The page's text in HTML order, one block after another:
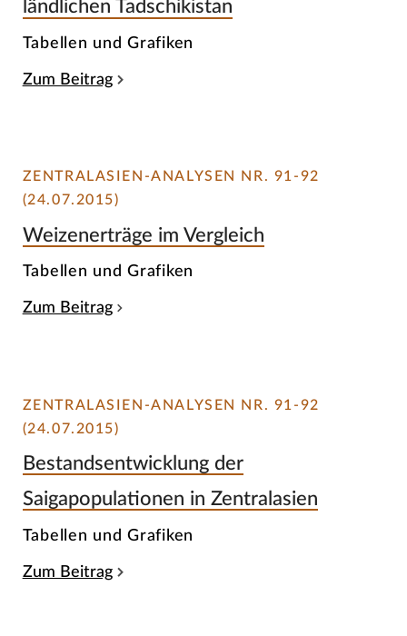
ländlichen Tadschikistan
Tabellen und Grafiken
Zum Beitrag
ZENTRALASIEN-ANALYSEN NR. 91-92
(24.07.2015)
Weizenerträge im Vergleich
Tabellen und Grafiken
Zum Beitrag
ZENTRALASIEN-ANALYSEN NR. 91-92
(24.07.2015)
Bestandsentwicklung der
Saigapopulationen in Zentralasien
Tabellen und Grafiken
Zum Beitrag